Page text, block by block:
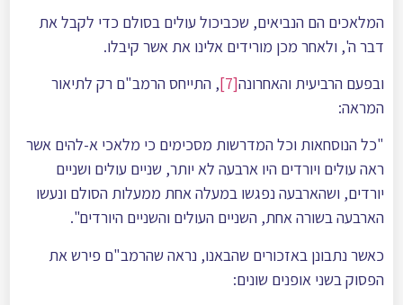
המלאכים הם הנביאים, שכביכול עולים בסולם כדי לקבל את
דבר ה', ולאחר מכן מורידים אלינו את אשר קיבלו.
ובפעם הרביעית והאחרונה[7]
, התייחס הרמב"ם רק לתיאור
המראה:
"כל הנוסחאות וכל המדרשות מסכימים כי מלאכי א-להים אשר
ראה עולים ויורדים היו ארבעה לא יותר, שניים עולים ושניים
יורדים, ושהארבעה נפגשו במעלה אחת ממעלות הסולם ונעשו
הארבעה בשורה אחת, השניים העולים והשניים היורדים".
כאשר נתבונן באזכורים שהבאנו, נראה שהרמב"ם פירש את
הפסוק בשני אופנים שונים: